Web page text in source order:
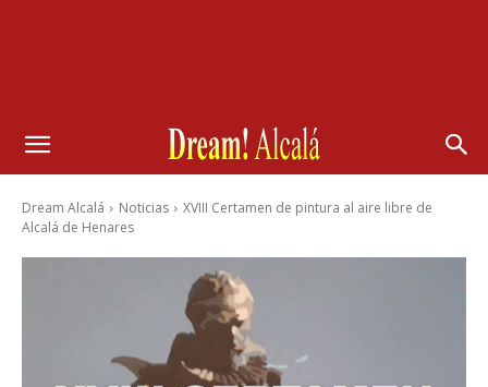
Dream Alcalá Noticias
XVIII Certamen de pintura al aire libre de
Alcalá de Henares